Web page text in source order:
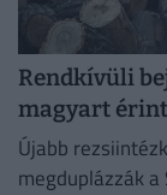
Rendkívüli
magyart
Újabb
megduplázzák